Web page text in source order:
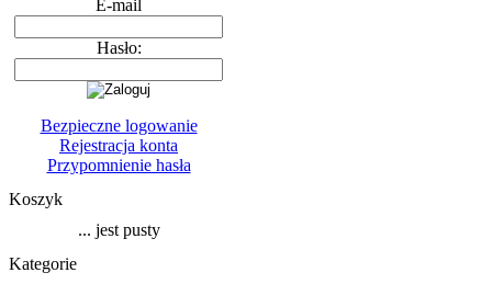
E-mail
Hasło:
Bezpieczne logowanie
Rejestracja konta
Przypomnienie hasła
Koszyk
... jest pusty
Kategorie